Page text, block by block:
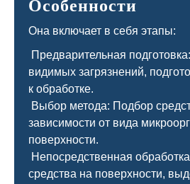
Особенности
Она включает в себя этапы:
Предварительная
видимых загрязнений,
к обработке.
Выбор метода: Подбор
зависимости от вида
поверхности.
Непосредственная
средства на поверхности,